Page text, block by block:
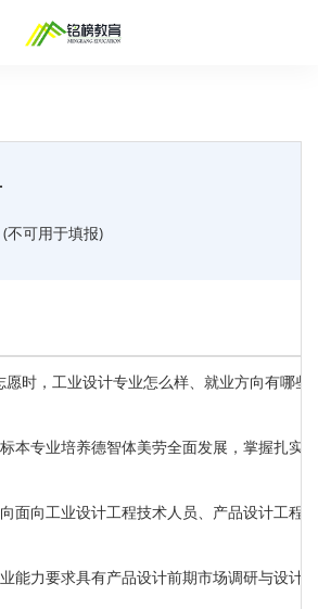
不可用于填报)
愿时，工业设计专业怎么样、就业方向有哪
本专业培养德智体美劳全面发展，掌握扎实
面向工业设计工程技术人员、产品设计工程
能力要求具有产品设计前期市场调研与设计